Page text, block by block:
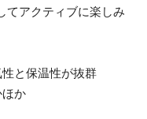
てアクティブに楽しみ
と保温性が抜群
か